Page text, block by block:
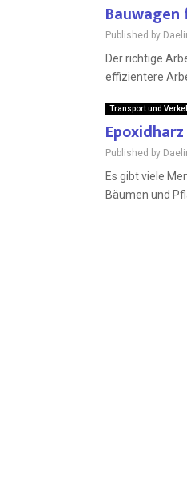
Published by
Der richtige
effizientere
Transport und
Published by
Es gibt viele
Bäumen und